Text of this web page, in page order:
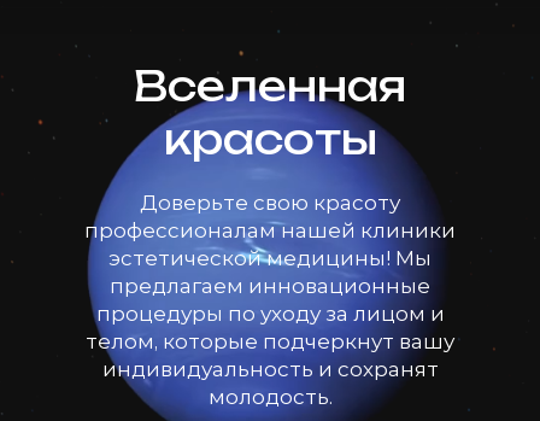
Вселенная
красоты
Доверьте свою красоту
профессионалам нашей клиники
эстетической медицины! Мы
предлагаем инновационные
процедуры по уходу за лицом и
телом, которые подчеркнут вашу
индивидуальность и сохранят
молодость.